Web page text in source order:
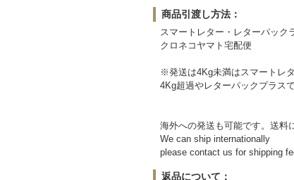
商品引渡し方法：
スマートレター・レターパック
クロネコヤマト宅配便
※発送は4Kg未満はスマートレ
4Kg超過やレターパックプラス
海外への発送も可能です。送料
We can ship internationally
please contact us for shipping
返品について：